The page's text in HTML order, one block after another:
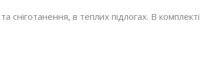
в теплих підлогах. В комплекті